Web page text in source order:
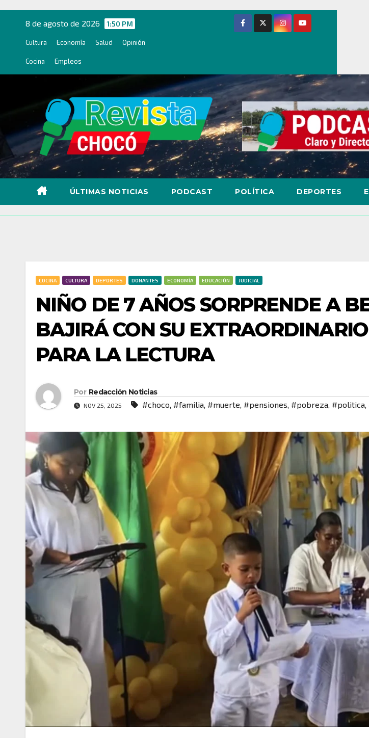
contenido
8 de agosto de 2026 1:50 PM
Cultura Economía Salud Opinión
Cocina Empleos
ÚLTIMAS NOTICIAS PODCAST POLÍTICA DEPORTES
COCINA CULTURA DEPORTES DONANTES ECONOMÍA EDUCACIÓN JUDICIAL
NIÑO DE 7 AÑOS SORPRENDE A
BAJIRÁ CON SU
PARA LA LECTURA
Por Redacción Noticias
NOV 25, 2025 #choco #familia #muerte #pensiones #pobreza #politica